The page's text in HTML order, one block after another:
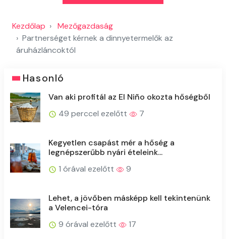
Kezdőlap
Mezőgazdaság
Partnerséget kérnek a dinnyetermelők az
áruházláncoktól
Hasonló
Van aki profitál az El Niño okozta hőségből
49 perccel ezelőtt
7
Kegyetlen csapást mér a hőség a
legnépszerűbb nyári ételeink...
1 órával ezelőtt
9
Lehet, a jövőben másképp kell tekintenünk
a Velencei-tóra
9 órával ezelőtt
17